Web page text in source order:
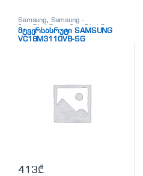
Samsung, Samsung -
მტვერსასრუტი , მტვერსასრუტი
მტვერსასრუტი SAMSUNG
VC18M3110VB-SG
413₾